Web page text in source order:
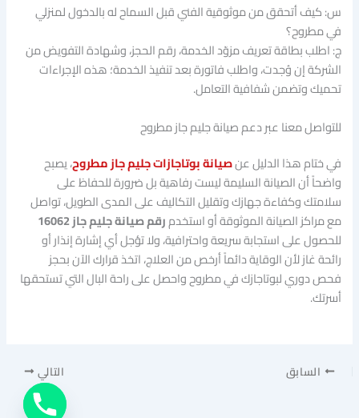
س: كيف أتحقق من موثوقية الفني قبل السماح له بالدخول لمنزلي
في مطروح؟
ج: اطلب بطاقة تعريف مزوّد الخدمة، رقم الحجز، وشهادة التفويض من
الشركة إن وُجدت، واطلب فاتورة بعد تنفيذ الخدمة؛ هذه الإجراءات
تحميك وتضمن شفافية التعامل.
للتواصل معنا عبر دعم صيانة جليم جاز مطروح
في ختام هذا الدليل عنصيانة بوتاجازات جليم جاز مطروح، يصبح
واضحاً أن الصيانة السليمة ليست رفاهية بل ضرورة للحفاظ على
سلامتك وكفاءة جهازك وتقليل التكاليف على المدى الطويل، تواصل
مع مراكز الصيانة الموثوقة أو استخدمرقم صيانة جليم جاز 16062
للحصول على استجابة سريعة واحترافية، ولا تؤجل أي إشارة إنذار أو
رائحة غاز لأن الوقاية دائماً أرخص من العلاج، اتخذ قرارك الآن بحجز
فحص دوري لبوتاجازك في مطروح واحصل على راحة البال التي تستحقها
أسرتك.
السابق التالي